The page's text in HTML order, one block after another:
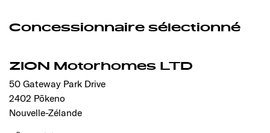
Concessionnaire sélectionné
ZION Motorhomes LTD
50 Gateway Park Drive
2402 Pōkeno
Nouvelle-Zélande